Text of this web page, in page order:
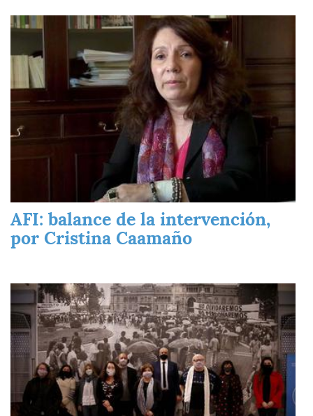
Imagen
AFI: balance de la intervención,
por Cristina Caamaño
Imagen